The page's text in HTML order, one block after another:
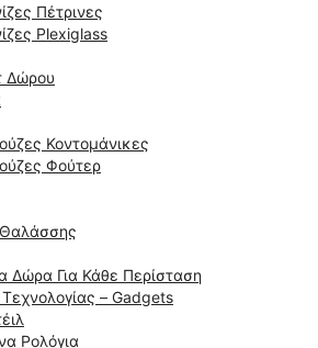
Πέτρινες
Plexiglass
Δώρου
Κοντομάνικες
Φούτερ
Δώρα Για Κάθε Περίσταση
Τεχνολογίας – Gadgets
Ρολόγια